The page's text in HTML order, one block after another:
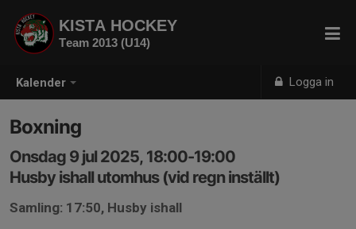
Kalender Logga in
KISTA HOCKEY
Team 2013 (U14)
Boxning
Onsdag 9 jul 2025, 18:00-19:00
Husby ishall utomhus (vid regn inställt)
Samling: 17:50, Husby ishall